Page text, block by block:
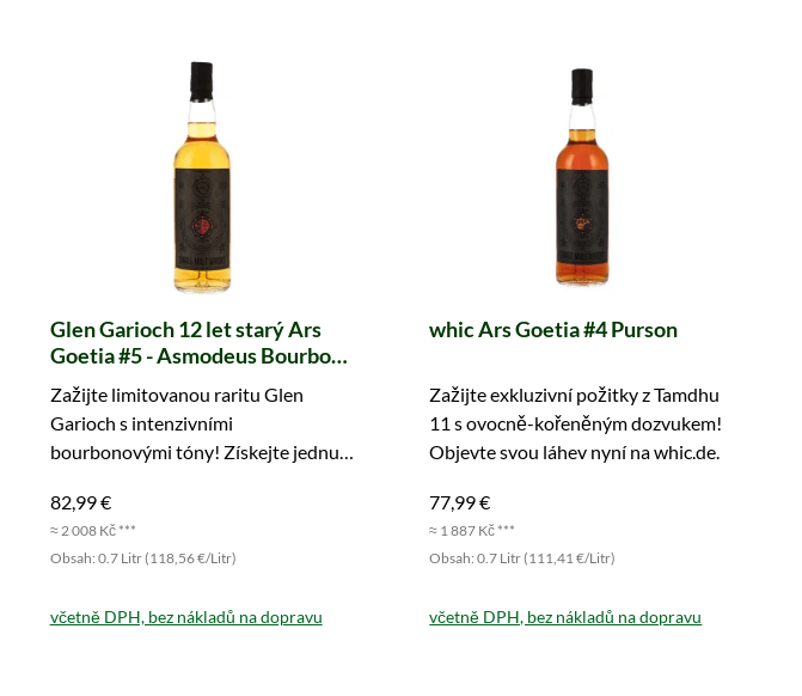
Glen Garioch 12 let starý Ars
Goetia #5 - Asmodeus Bourbon
Cask #W21006 (whic GmbH)
Zažijte limitovanou raritu Glen
Garioch s intenzivními
bourbonovými tóny! Získejte jednu z
82,99 €
≈ 2 008 Kč ***
Obsah: 0.7 Litr (118,56 €/Litr)
včetně DPH, bez nákladů na dopravu
whic Ars Goetia #4 Purson
Zažijte exkluzivní požitky z Tamdhu
11 s ovocně-kořeněným dozvukem!
Objevte svou láhev nyní na whic.de.
77,99 €
≈ 1 887 Kč ***
Obsah: 0.7 Litr (111,41 €/Litr)
včetně DPH, bez nákladů na dopravu